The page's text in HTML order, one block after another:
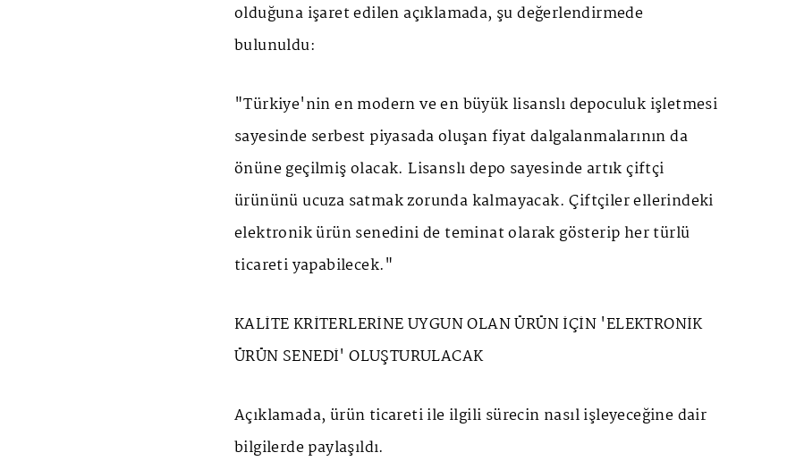
olduğuna işaret edilen açıklamada, şu değerlendirmede
bulunuldu:
"Türkiye'nin en modern ve en büyük lisanslı depoculuk işletmesi
sayesinde serbest piyasada oluşan fiyat dalgalanmalarının da
önüne geçilmiş olacak. Lisanslı depo sayesinde artık çiftçi
ürününü ucuza satmak zorunda kalmayacak. Çiftçiler ellerindeki
elektronik ürün senedini de teminat olarak gösterip her türlü
ticareti yapabilecek."
KALİTE KRİTERLERİNE UYGUN OLAN ÜRÜN İÇİN 'ELEKTRONİK
ÜRÜN SENEDİ' OLUŞTURULACAK
Açıklamada, ürün ticareti ile ilgili sürecin nasıl işleyeceğine dair
bilgilerde paylaşıldı.